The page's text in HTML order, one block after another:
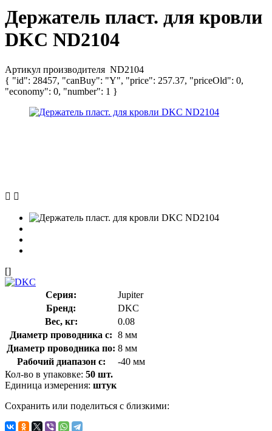
Держатель пласт. для кровли
DKC ND2104
Артикул производителя ND2104
{ "id": 28457, "canBuy": "Y", "price": 257.37, "priceOld": 0,
"economy": 0, "number": 1 }
[]
Серия:
Jupiter
Бренд:
DKC
Вес, кг:
0.08
Диаметр проводника с: 8 мм
Диаметр проводника по: 8 мм
Рабочий диапазон с:
-40 мм
Кол-во в упаковке: 50 шт.
Единица измерения: штук
Сохранить или поделиться с близкими: